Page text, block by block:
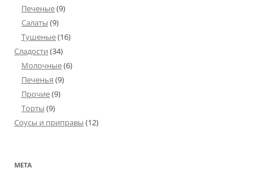
Печеные(9)
Салаты (9)
Тушеные(16)
Сладости (34)
Молочные(6)
Печенья (9)
Прочие(9)
Торты (9)
Соусы и приправы (12)
МЕТА